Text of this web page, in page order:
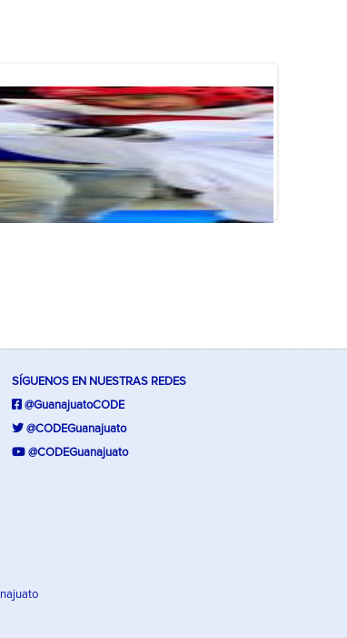
SÍGUENOS EN NUESTRAS REDES
@GuanajuatoCODE
@CODEGuanajuato
@CODEGuanajuato